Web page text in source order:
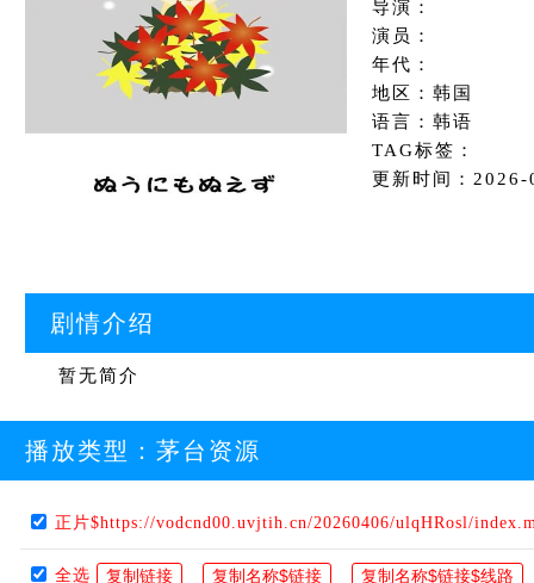
导演：
演员：
年代：
地区：韩国
语言：韩语
TAG标签：
更新时间：
剧情介绍
暂无简介
播放类型： 茅台资源
正片$https://vodcnd00.uvjtih.cn/20260406/ulqHRosl/
全选